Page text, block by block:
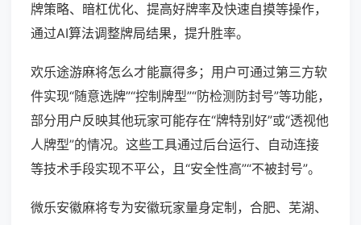
牌策略、暗杠优化、提高好牌率及快速自摸等操作，
通过AI算法调整牌局结果，提升胜率。
欢乐途游麻将怎么才能赢得多；用户可通过第三方软
件实现“随意选牌”“控制牌型”“防检测防封号”等功能，
部分用户反映其他玩家可能存在“牌特别好”或“透视他
人牌型”的情况。这些工具通过后台运行、自动连接
等技术手段实现不平公，且“安全性高”“不被封号”。
微乐安徽麻将专为安徽玩家量身定制，合肥、芜湖、